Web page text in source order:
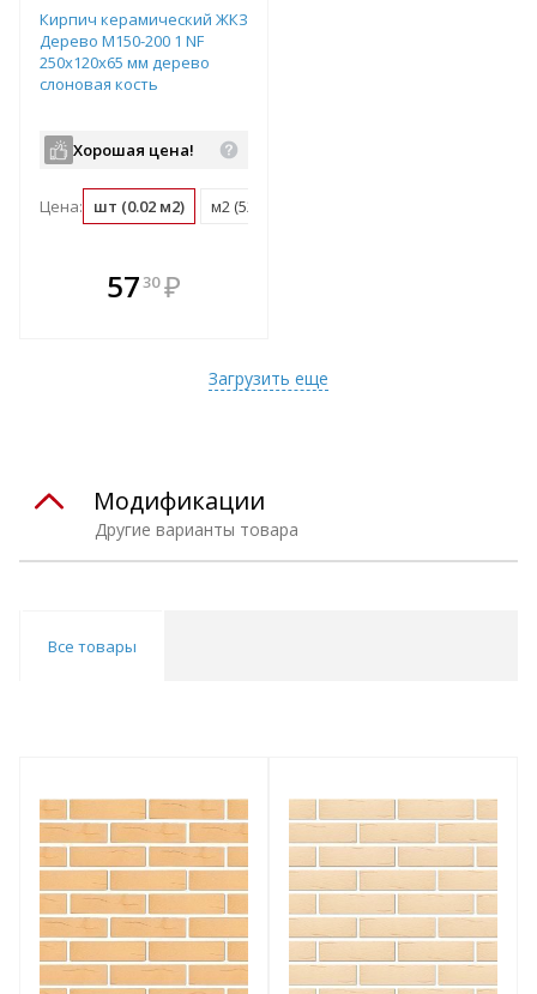
Кирпич керамический ЖКЗ
Дерево М150-200 1 NF
250х120х65 мм дерево
слоновая кость
Хорошая цена!
Цена: шт (0.02 м2) м2 (52 шт)
5730 ₽
Загрузить еще
Другие варианты товара
Модификации
Все товары